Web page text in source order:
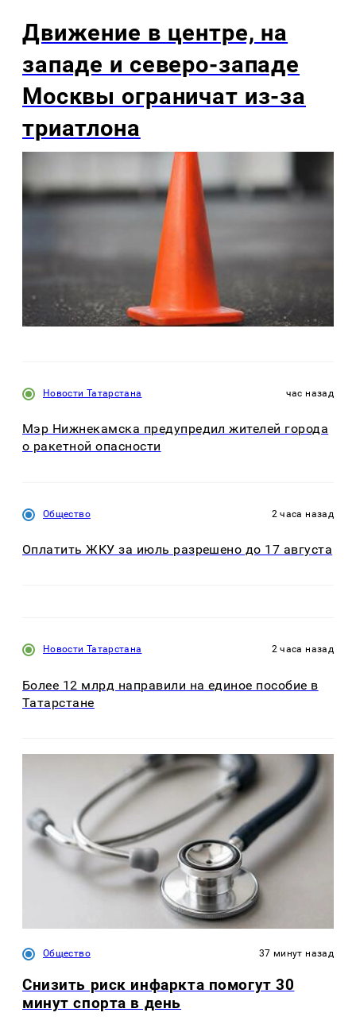
Движение в центре, на
западе и северо-западе
Москвы ограничат из-за
триатлона
Новости Татарстана час назад
Мэр Нижнекамска предупредил жителей города
о ракетной опасности
Общество 2 часа назад
Оплатить ЖКУ за июль разрешено до 17 августа
Новости Татарстана 2 часа назад
Более 12 млрд направили на единое пособие в
Татарстане
Общество 37 минут назад
Снизить риск инфаркта помогут 30
минут спорта в день